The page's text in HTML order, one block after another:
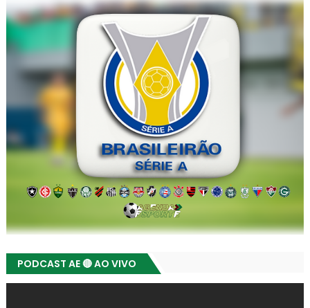
PODCAST AE 🔴 AO VIVO